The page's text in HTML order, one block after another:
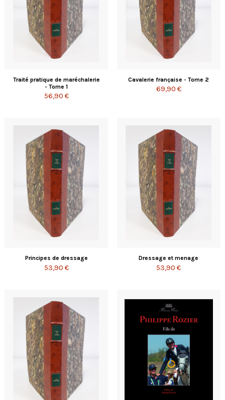
Traité pratique de maréchalerie
- Tome 1
56,90 €
Cavalerie française - Tome 2
69,90 €
Principes de dressage
53,90 €
Dressage et menage
53,90 €